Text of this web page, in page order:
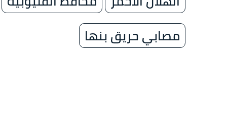
مصابي حريق بنها